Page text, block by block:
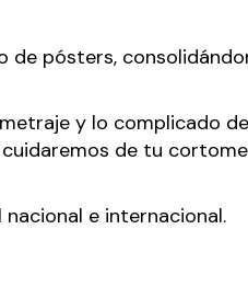
pósters,
y lo complicado
de tu
e internacional.